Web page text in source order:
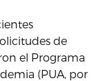
de
el Programa
(PUA, por